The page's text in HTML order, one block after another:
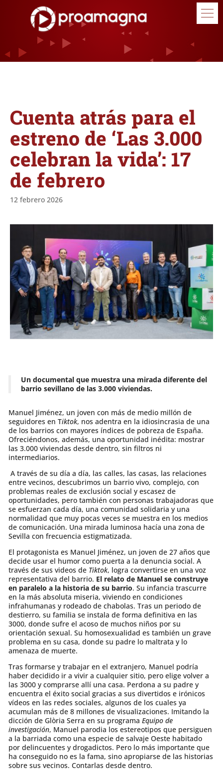
Cuenta atrás para el
estreno de ‘Las 3.000
celebran la vida’: 17
de febrero
12 febrero 2026
Un documental que muestra una mirada diferente del
barrio sevillano de las 3.000 viviendas.
Manuel Jiménez, un joven con más de medio millón de
seguidores en Tiktok, nos adentra en la idiosincrasia de una
de los barrios con mayores índices de pobreza de España.
Ofreciéndonos, además, una oportunidad inédita: mostrar
las 3.000 viviendas desde dentro, sin filtros ni
intermediarios.
A través de su día a día, las calles, las casas, las relaciones
entre vecinos, descubrimos un barrio vivo, complejo, con
problemas reales de exclusión social y escasez de
oportunidades, pero también con personas trabajadoras que
se esfuerzan cada día, una comunidad solidaria y una
normalidad que muy pocas veces se muestra en los medios
de comunicación. Una mirada luminosa hacía una zona de
Sevilla con frecuencia estigmatizada.
El protagonista es Manuel Jiménez, un joven de 27 años que
decide usar el humor como puerta a la denuncia social. A
través de sus videos de Tiktok, logra convertirse en una voz
representativa del barrio. El relato de Manuel se construye
en paralelo a la historia de su barrio. Su infancia trascurre
en la más absoluta miseria, viviendo en condiciones
infrahumanas y rodeado de chabolas. Tras un periodo de
destierro, su familia se instala de forma definitiva en las
3000, donde sufre el acoso de muchos niños por su
orientación sexual. Su homosexualidad es también un grave
problema en su casa, donde su padre lo maltrata y lo
amenaza de muerte.
Tras formarse y trabajar en el extranjero, Manuel podría
haber decidido ir a vivir a cualquier sitio, pero elige volver a
las 3000 y comprarse allí una casa. Perdona a su padre y
encuentra el éxito social gracias a sus divertidos e irónicos
vídeos en las redes sociales, algunos de los cuales ya
acumulan más de 8 millones de visualizaciones. Imitando la
dicción de Glòria Serra en su programa Equipo de
investigación, Manuel parodia los estereotipos que persiguen
a la barriada como una especie de salvaje Oeste habitado
por delincuentes y drogadictos. Pero lo más importante que
ha conseguido no es la fama, sino apropiarse de las historias
sobre sus vecinos. Contarlas desde dentro.